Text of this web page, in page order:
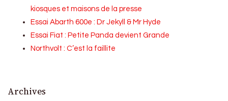
kiosques et maisons de la presse
Essai Abarth 600e : Dr Jekyll & Mr Hyde
Essai Fiat : Petite Panda devient Grande
Northvolt : C’est la faillite
Archives